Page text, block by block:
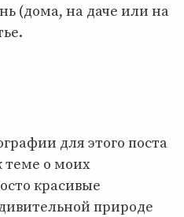
(дома, на даче или на
для этого поста
о моих
красивые
природе